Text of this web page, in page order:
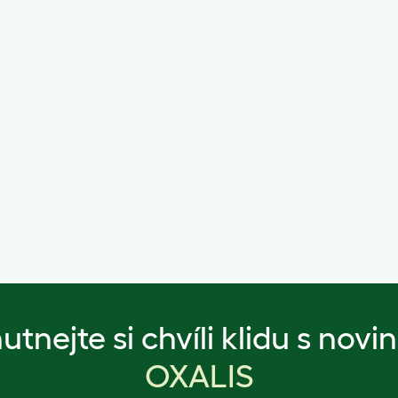
si chvíli klidu s
OXALIS